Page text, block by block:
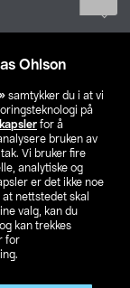
Ohlson
samtykker du i at vi
på
for å
bruken av
Vi bruker fire
analytiske og
er det ikke noe
nettstedet skal
valg, kan du
kan trekkes
for